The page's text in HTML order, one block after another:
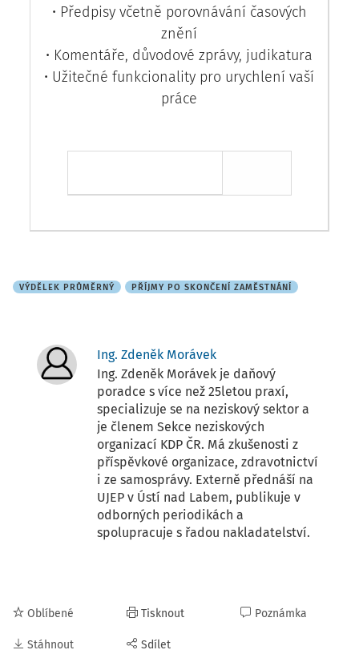
• Předpisy včetně porovnávání časových
znění
• Komentáře, důvodové zprávy, judikatura
• Užitečné funkcionality pro urychlení vaší
práce
VÝDĚLEK PRŮMĚRNÝ PŘÍJMY PO SKONČENÍ ZAMĚSTNÁNÍ
Ing. Zdeněk Morávek
Ing. Zdeněk Morávek je daňový
poradce s více než 25letou praxí,
specializuje se na neziskový sektor a
je členem Sekce neziskových
organizací KDP ČR. Má zkušenosti z
příspěvkové organizace, zdravotnictví
i ze samosprávy. Externě přednáší na
UJEP v Ústí nad Labem, publikuje v
odborných periodikách a
spolupracuje s řadou nakladatelství.
Oblíbené
Stáhnout
Tisknout
Sdílet
Poznámka